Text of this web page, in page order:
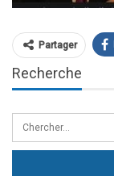
Partager
Recherche